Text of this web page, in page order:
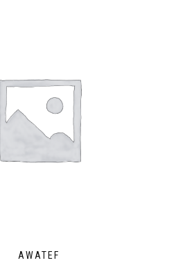
AWATEF